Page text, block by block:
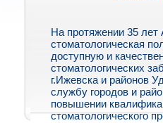
На протяжении 35
стоматологическая
доступную и
стоматологических
г.Ижевска и районов
службу городов и
повышении
стоматологического